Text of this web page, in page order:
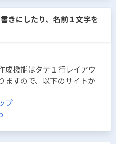
きにしたり、名前１文字を
成機能はタテ１行レイアウ
ますので、以下のサイトか
プ